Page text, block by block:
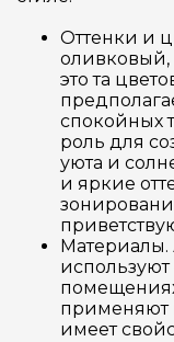
Оттенки и
это та
спокойных
роль для
уюта и
и яркие
Материалы.
применяют
имеет